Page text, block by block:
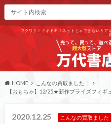
ワクワク！ドキドキ！ネットじゃできないリ
HOME
こんなの買取ました！
【おもちゃ】12/25★新作プライズフィ
2020.12.25 こんなの買取ました